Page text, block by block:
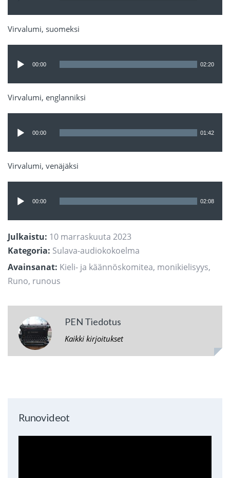
Virvalumi, suomeksi
00:00 02:20
Virvalumi, englanniksi
00:00 01:42
Virvalumi, venäjäksi
00:00 02:08
Julkaistu: 10 marraskuuta 2023
Kategoria: Sulava-audiokokoelma
Avainsanat: Kieli- ja käännöskomitea, monikielisyys,
Runo, runous
PEN Tiedotus
Kaikki kirjoitukset
Runovideot